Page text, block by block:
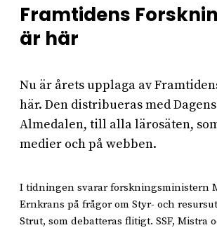
Framtidens
är här
Nu är årets upplaga av
här. Den distribueras med
Almedalen, till alla lärosäten,
medier och på webben.
I tidningen svarar forskningsministern
Ernkrans på frågor om Styr- och
Strut, som debatteras flitigt. SSF, Mistra